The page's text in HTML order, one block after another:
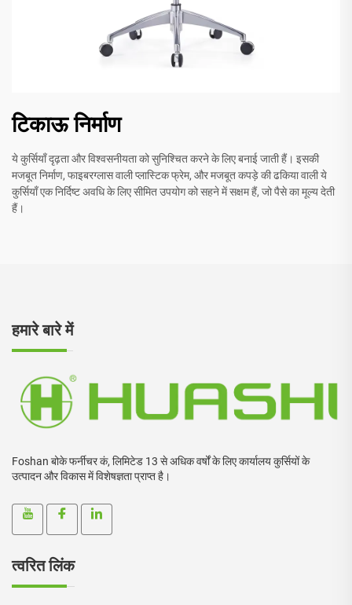
टिकाऊ निर्माण
ये कुर्सियाँ दृढ़ता और विश्वसनीयता को सुनिश्चित करने के लिए बनाई जाती हैं। इसकी
मजबूत निर्माण, फाइबरग्लास वाली प्लास्टिक फ्रेम, और मजबूत कपड़े की ढकिया वाली ये
कुर्सियाँ एक निर्दिष्ट अवधि के लिए सीमित उपयोग को सहने में सक्षम हैं, जो पैसे का मूल्य देती
हैं।
हमारे बारे में
Foshan बोके फर्नीचर कं, लिमिटेड 13 से अधिक वर्षों के लिए कार्यालय कुर्सियों के
उत्पादन और विकास में विशेषज्ञता प्राप्त है।
त्वरित लिंक